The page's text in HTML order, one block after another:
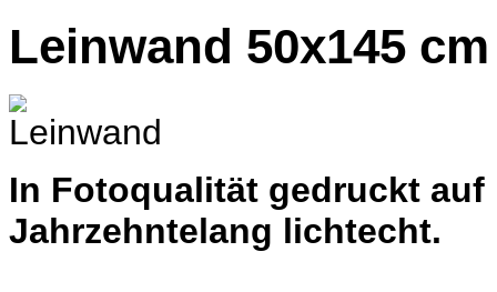
Leinwand 50x145
In Fotoqualität gedruckt
Jahrzehntelang lichtecht.